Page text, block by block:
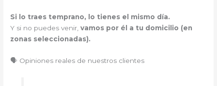
Si lo traes temprano, lo tienes el mismo día.
Y si no puedes venir,vamos por él a tu domicilio (en
zonas seleccionadas).
🗣️ Opiniones reales de nuestros clientes